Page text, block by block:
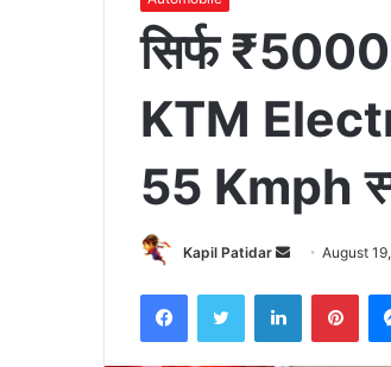
सिर्फ ₹5000
KTM
55 Kmph
Kapil Patidar
SendAugust
FacebookTwitter LinkedIn